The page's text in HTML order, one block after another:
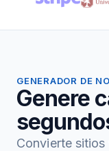
GENERADOR DE
Genere
Convierte sitios